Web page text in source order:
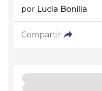
por Lucía Bonilla
Compartir